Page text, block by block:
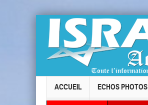
ACCUEIL ECHOS PHOTOS